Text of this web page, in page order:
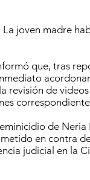
joven madre
que, tras
revisión de
de Neria
en contra
judicial en la